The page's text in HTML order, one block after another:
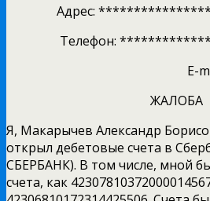
Адрес:
Телефон:
E-
ЖАЛОБА
Я, Макарычев Александр
открыл дебетовые счета в
СБЕРБАНК). В том числе, мной
счета, как